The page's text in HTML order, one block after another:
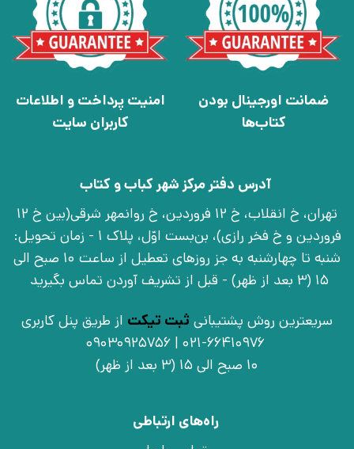
ضمانت اورجینال بودن
کتاب‌ها
امنیت پرداخت و اطلاعات
کاربران سایت
آدرس دفتر مرکز شهر کباب و کتاب
تهران، خ انقلاب، خ 12 فروردین، خ روانمهر شرقی(بین خ 12
فروردین و خ فخر رازی)، بن‌بست اوّل، پلاک 1 - زمان تحویل:
شنبه تا چهارشنبه به جز روزهای تعطیل از ساعت 10 صبح الی
15 (3 بعد از ظهر) - قبل از تشریف آوردن تماس بگیرید
سریعترین روش پشتیبانی ثبت تیکت از طریق پنل کاربری
021-66410976 | 09030925756
10 صبح الی 15 (3 بعد از ظهر)
راه‌های ارتباطی